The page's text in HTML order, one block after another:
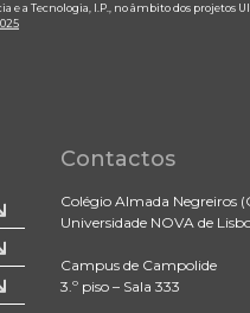
a Tecnologia, I.P., no âmbito dos projetos
Contactos
Colégio Almada Negreiros
Universidade NOVA de
Campus de Campolide
3.º piso – Sala 333